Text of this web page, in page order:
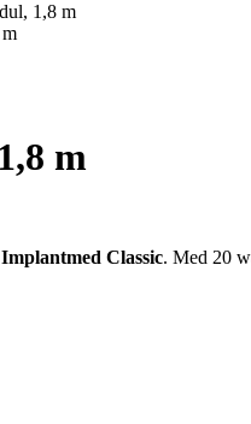
1,8 m
m
Implantmed Classic. Med 20